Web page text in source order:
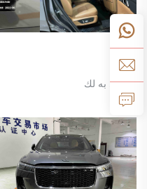
موصى به لك